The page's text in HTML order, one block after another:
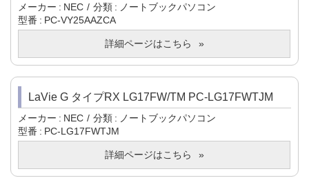
メーカー NEC 分類
ノートブックパソコン
型番
PC-VY25AAZCA
詳細ページはこちら
LaVie G タイプRX LG17FW/TM PC-LG17FWTJM
メーカー NEC 分類
ノートブックパソコン
型番
PC-LG17FWTJM
詳細ページはこちら